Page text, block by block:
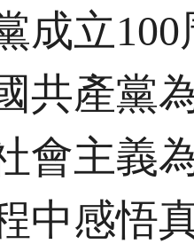
成立
共產黨
會主義
中感悟